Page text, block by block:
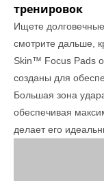
тренировок
Ищете
смотрите дальше,
Skin™ Focus Pads
созданы для
Большая зона
обеспечивая
делает его